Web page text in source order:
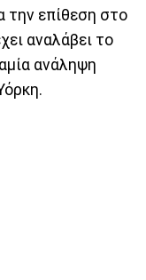
την επίθεση στο
αναλάβει το
ανάληψη